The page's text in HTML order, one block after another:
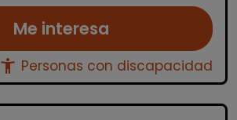
Me interesa
accessibility_new Personas con discapacidad